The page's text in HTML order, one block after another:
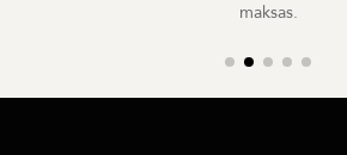
maksas.